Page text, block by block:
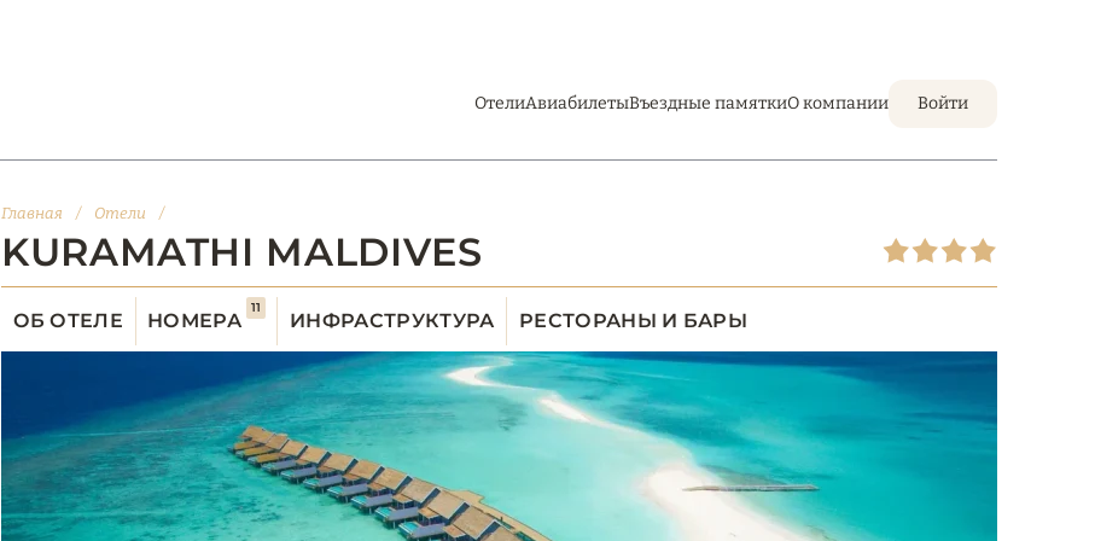
ОтелиАвиабилетыВъездные памяткиО компании Войти
Главная / Отели /
KURAMATHI MALDIVES
ОБ ОТЕЛЕ НОМЕРА
11
ИНФРАСТРУКТУРА РЕСТОРАНЫ И БАРЫ